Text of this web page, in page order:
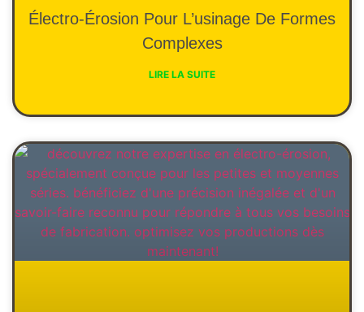
Électro-Érosion Pour L’usinage De Formes
Complexes
LIRE LA SUITE